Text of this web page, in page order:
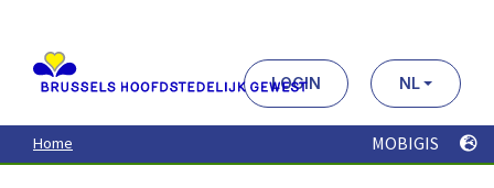
contenu
principal
LOGIN NL
Home MOBIGIS